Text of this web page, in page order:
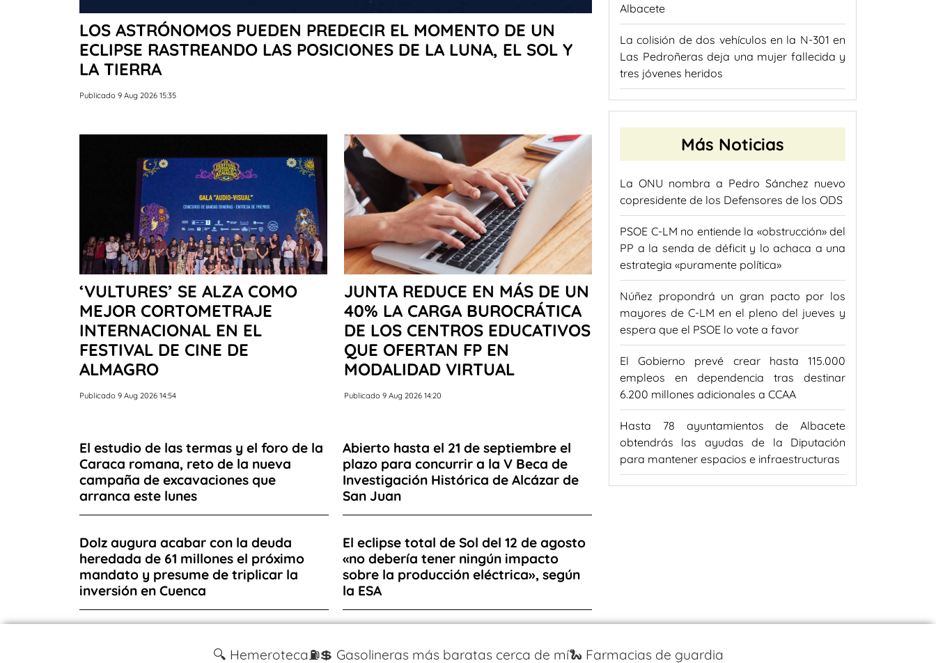
LOS ASTRÓNOMOS PUEDEN PREDECIR EL MOMENTO DE UN
ECLIPSE RASTREANDO LAS POSICIONES DE LA LUNA, EL SOL Y
LA TIERRA
Publicado 9 Aug 2026 15:35
‘VULTURES’ SE ALZA COMO
MEJOR CORTOMETRAJE
INTERNACIONAL EN EL
FESTIVAL DE CINE DE
ALMAGRO
Publicado 9 Aug 2026 14:54
JUNTA REDUCE EN MÁS DE UN
40% LA CARGA BUROCRÁTICA
DE LOS CENTROS EDUCATIVOS
QUE OFERTAN FP EN
MODALIDAD VIRTUAL
Publicado 9 Aug 2026 14:20
El estudio de las termas y el foro de la
Caraca romana, reto de la nueva
campaña de excavaciones que
arranca este lunes
Abierto hasta el 21 de septiembre el
plazo para concurrir a la V Beca de
Investigación Histórica de Alcázar de
San Juan
Dolz augura acabar con la deuda
heredada de 61 millones el próximo
mandato y presume de triplicar la
inversión en Cuenca
El eclipse total de Sol del 12 de agosto
«no debería tener ningún impacto
sobre la producción eléctrica», según
la ESA
Albacete
La colisión de dos vehículos en la N-301 en
Las Pedroñeras deja una mujer fallecida y
tres jóvenes heridos
Más Noticias
La ONU nombra a Pedro Sánchez nuevo
copresidente de los Defensores de los ODS
PSOE C-LM no entiende la «obstrucción» del
PP a la senda de déficit y lo achaca a una
estrategia «puramente política»
Núñez propondrá un gran pacto por los
mayores de C-LM en el pleno del jueves y
espera que el PSOE lo vote a favor
El Gobierno prevé crear hasta 115.000
empleos en dependencia tras destinar
6.200 millones adicionales a CCAA
Hasta 78 ayuntamientos de Albacete
obtendrás las ayudas de la Diputación
para mantener espacios e infraestructuras
🔍 Hemeroteca⛽️💲 Gasolineras más baratas cerca de mí🐍 Farmacias de guardia